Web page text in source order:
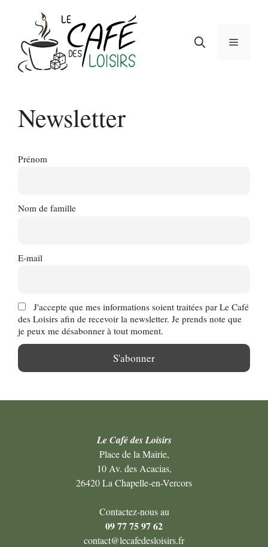
contenu
Menu
Newsletter
Prénom
Nom de famille
E-mail
J'accepte que mes informations soient traitées par Le Café
des Loisirs afin de recevoir la newsletter. Je prends note que
je peux me désabonner à tout moment.
Le Café des Loisirs
Place de la Mairie,
10 Av. des Acacias,
26420 La Chapelle-en-Vercors
Contactez-nous au
09 77 75 97 62
contact@lecafedesloisirs.fr